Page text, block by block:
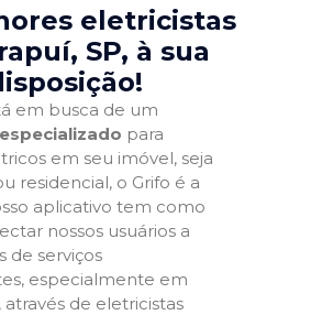
eletricistas
SP, à sua
em busca de um
para
em seu imóvel, seja
residencial, o Grifo é a
aplicativo tem como
nossos usuários a
de serviços
especialmente em
através de eletricistas